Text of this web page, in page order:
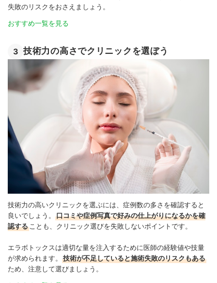
失敗のリスクをおさえましょう。
おすすめ一覧を見る
3 技術力の高さでクリニックを選ぼう
技術力の高いクリニックを選ぶには、症例数の多さを確認すると
良いでしょう。
口コミや症例写真で好みの仕上がりになるかを確
認する ことも、クリニック選びを失敗しないポイントです。
エラボトックスは適切な量を注入するために医師の経験値や技量
が求められます。
技術が不足していると施術失敗のリスクもある
ため、注意して選びましょう。